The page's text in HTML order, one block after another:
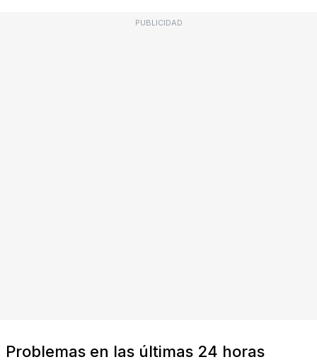
PUBLICIDAD
Problemas en las últimas 24 horas